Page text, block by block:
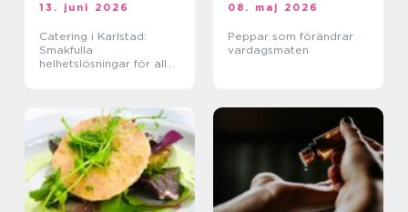
13. juni 2026
Catering i Karlstad:
Smakfulla
helhetslösningar för alla
08. maj 2026
Peppar som förändrar
vardagsmaten